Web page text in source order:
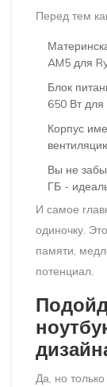
Перед тем
AM5 для
Блок
650 Вт
Корпус
Вы не
ГБ -
И самое
одиночку.
памяти,
потенциал.
Да, но